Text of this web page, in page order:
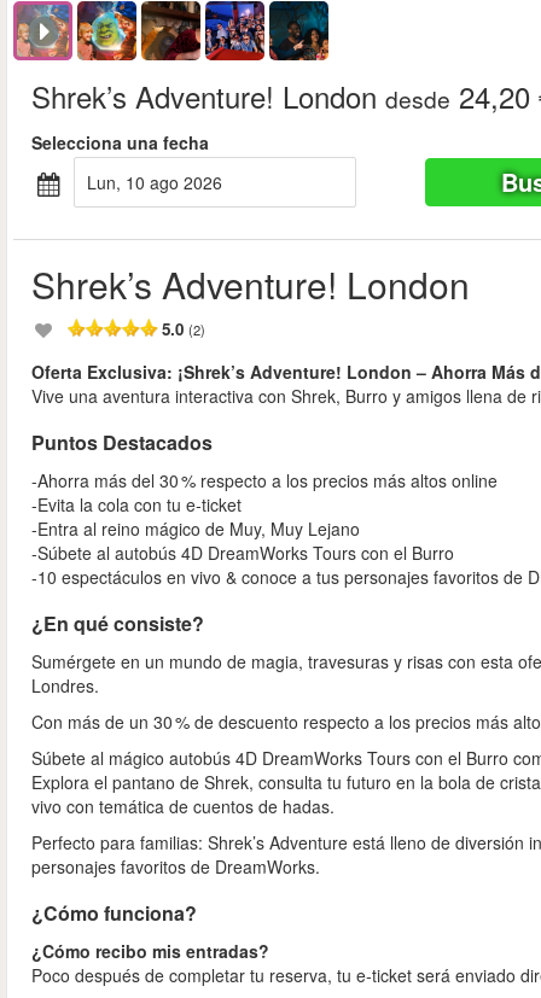
Shrek’s Adventure! London desde 24,20
Selecciona una fecha
lun, 10 ago 2026
Shrek’s Adventure! London
5.0 (2)
Oferta Exclusiva: ¡Shrek’s Adventure! London – Ahorra Más
Vive una aventura interactiva con Shrek, Burro y amigos llena de
Puntos Destacados
-Ahorra más del 30 % respecto a los precios más altos online
-Evita la cola con tu e‑ticket
-Entra al reino mágico de Muy, Muy Lejano
-Súbete al autobús 4D DreamWorks Tours con el Burro
-10 espectáculos en vivo & conoce a tus personajes favoritos de
¿En qué consiste?
Sumérgete en un mundo de magia, travesuras y risas con esta
Londres.
Con más de un 30 % de descuento respecto a los precios más
Súbete al mágico autobús 4D DreamWorks Tours con el Burro
Explora el pantano de Shrek, consulta tu futuro en la bola de
vivo con temática de cuentos de hadas.
Perfecto para familias: Shrek’s Adventure está lleno de
personajes favoritos de DreamWorks.
¿Cómo funciona?
¿Cómo recibo mis entradas?
Poco después de completar tu reserva, tu e‑ticket será enviado